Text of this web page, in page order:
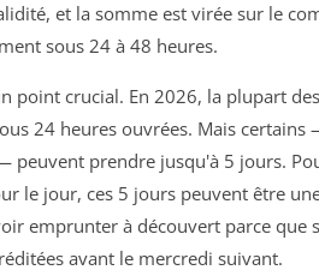
et la somme est virée sur le
sous 24 à 48 heures.
point crucial. En 2026, la plupart
24 heures ouvrées. Mais
peuvent prendre jusqu'à 5 jours.
le jour, ces 5 jours peuvent être
emprunter à découvert parce que
avant le mercredi suivant.